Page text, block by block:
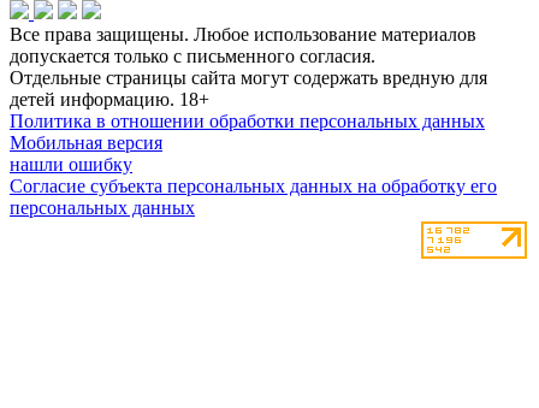
Все права защищены. Любое использование материалов
допускается только с письменного согласия.
Отдельные страницы сайта могут содержать вредную для
детей информацию. 18+
Политика в отношении обработки персональных данных
Мобильная версия
нашли ошибку
Согласие субъекта персональных данных на обработку его
персональных данных